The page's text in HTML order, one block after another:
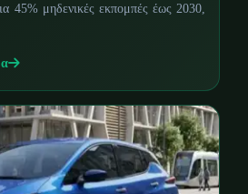
45% μηδενικές εκπομπές έως 2030,